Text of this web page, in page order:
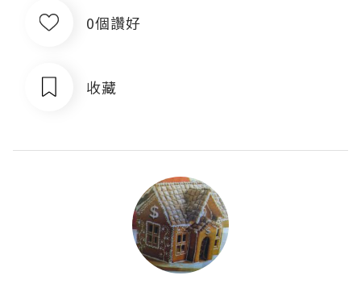
0個讚好
收藏